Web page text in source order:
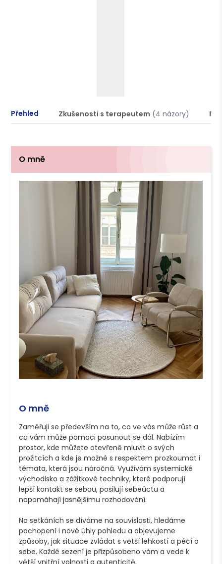
Přehled Zkušenosti s terapeutem (4 názory)
O mně
O mně
Zaměřuji se především na to, co ve vás může růst a
co vám může pomoci posunout se dál. Nabízím
prostor, kde můžete otevřeně mluvit o svých
prožitcích a kde je možné s respektem prozkoumat i
témata, která jsou náročná. Využívám systemické
východisko a zážitkové techniky, které podporují
lepší kontakt se sebou, posilují sebeúctu a
napomáhají jasnějšímu rozhodování.
Na setkáních se díváme na souvislosti, hledáme
pochopení i nové úhly pohledu a objevujeme
způsoby, jak situace zvládat s větší lehkostí a péčí o
sebe. Každé sezení je přizpůsobeno vám a vede k
větší vnitřní volnosti a autenticitě.